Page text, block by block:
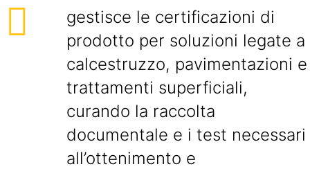
gestisce le certificazioni di
prodotto per soluzioni legate a
calcestruzzo, pavimentazioni e
trattamenti superficiali,
curando la raccolta
documentale e i test necessari
all’ottenimento e